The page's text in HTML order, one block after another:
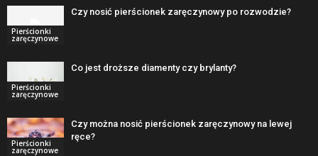
Pierścionki
zaręczynowe
Czy nosić pierścionek zaręczynowy po rozwodzie?
Pierścionki
zaręczynowe
Co jest droższe diamenty czy brylanty?
Pierścionki
zaręczynowe
Czy można nosić pierścionek zaręczynowy na lewej
ręce?